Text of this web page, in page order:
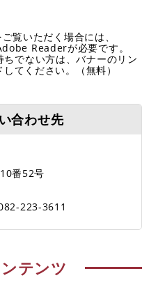
覧いただく場合には、
Readerが必要です。
でない方は、バナーのリン
てください。（無料）
合わせ先
番52号
223-3611
テンツ